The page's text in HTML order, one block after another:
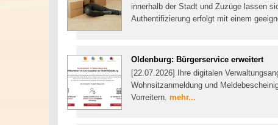
innerhalb der Stadt und Zuzüge lassen
Authentifizierung erfolgt mit einem
Oldenburg: Bürgerservice erweitert
[22.07.2026] Ihre digitalen
Wohnsitzanmeldung und
Vorreitern. mehr...